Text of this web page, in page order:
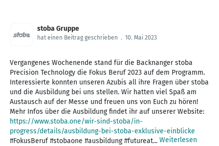
stoba Gruppe
hat einen Beitrag geschrieben . 10. Mai 2023
Vergangenes Wochenende stand für die Backnanger stoba
Precision Technology die Fokus Beruf 2023 auf dem Programm.
Interessierte konnten unseren Azubis all ihre Fragen über stoba
und die Ausbildung bei uns stellen. Wir hatten viel Spaß am
Austausch auf der Messe und freuen uns von Euch zu hören!
Mehr Infos über die Ausbildung findet ihr auf unserer Website:
https://www.stoba.one/wir-sind-stoba/in-
progress/details/ausbildung-bei-stoba-exklusive-einblicke
#FokusBeruf #stobaone #ausbildung #futureat... Weiterlesen